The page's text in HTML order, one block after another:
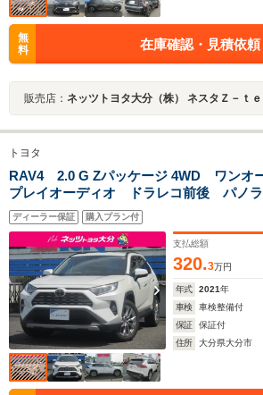
無
料
在庫確認・見積依頼
販売店： ネッツトヨタ大分（株） ネスタＺ－ｔ
トヨタ
RAV4 2.0 G Zパッケージ 4WD ワンオ
プレイオーディオ ドラレコ前後 パノラ
ー デジタルインナーミラー 本革シート
ディーラー保証 購入プラン付
支払総額
320.3万円
年式 2021年
車検
車検整備付
保証
保証付
住所
大分県大分市